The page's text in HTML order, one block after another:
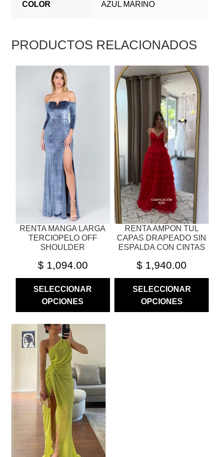
COLOR AZUL MARINO
PRODUCTOS RELACIONADOS
RENTA MANGA LARGA
TERCIOPELO OFF
SHOULDER
$1,094.00
SELECCIONAR
OPCIONES
PRODUCTO
MÚLTIPLES
VARIANTES.
OPCIONES
PUEDEN
ELEGIR
PÁGINA
DE
PRODUCTO
RENTA AMPON TUL
CAPAS DRAPEADO SIN
ESPALDA CON CINTAS
$ 1,940.00
SELECCIONAR
OPCIONES
ESTE
PRODUCTO
TIENE
MÚLTIPLES
VARIANTES.
LAS
OPCIONES
SE
PUEDEN
ELEGIR
EN
LA
PÁGINA
PRODUCTO
ESTE
PRODUCTO
MÚLTIPLES
VARIANTES.
LAS
OPCIONES
PUEDEN
ELEGIR